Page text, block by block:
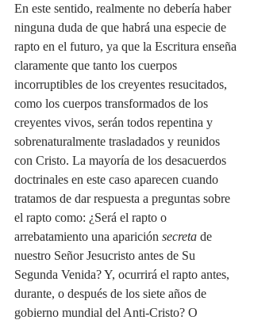
En este sentido, realmente no debería haber
ninguna duda de que habrá una especie de
rapto en el futuro, ya que la Escritura enseña
claramente que tanto los cuerpos
incorruptibles de los creyentes resucitados,
como los cuerpos transformados de los
creyentes vivos, serán todos repentina y
sobrenaturalmente trasladados y reunidos
con Cristo. La mayoría de los desacuerdos
doctrinales en este caso aparecen cuando
tratamos de dar respuesta a preguntas sobre
el rapto como: ¿Será el rapto o
arrebatamiento una aparición secreta de
nuestro Señor Jesucristo antes de Su
Segunda Venida? Y, ocurrirá el rapto antes,
durante, o después de los siete años de
gobierno mundial del Anti-Cristo? O